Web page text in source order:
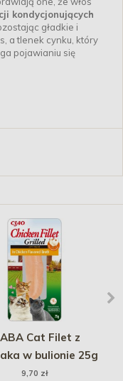
kondycjonujących
gładkie i
a tlenek cynku, który
pojawianiu się
Cat Filet z
w bulionie 25g
9,70 zł